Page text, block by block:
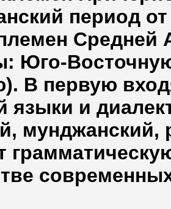
период
Средней
Юго-
В первую
языки и
мунджанский,